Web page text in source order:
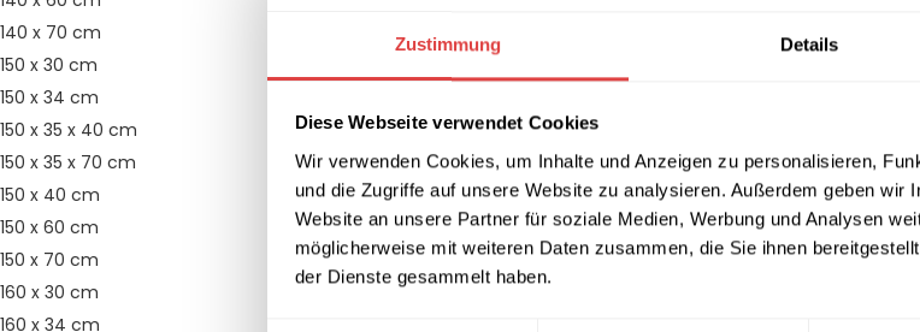
Zustimmung Details
Diese Webseite verwendet Cookies
Wir verwenden Cookies, um Inhalte und Anzeigen zu personalisieren,
und die Zugriffe auf unsere Website zu analysieren. Außerdem geben wir
Website an unsere Partner für soziale Medien, Werbung und Analysen
möglicherweise mit weiteren Daten zusammen, die Sie ihnen
der Dienste gesammelt haben.
140 x 70 cm
150 x 30 cm
150 x 34 cm
150 x 35 x 40 cm 1
150 x 35 x 70 cm 1
150 x 40 cm 6
150 x 60 cm 3
150 x 70 cm 3
160 x 30 cm
160 x 34 cm
IN DEN WARENKORB